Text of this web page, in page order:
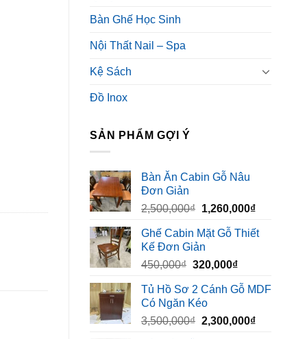
Bàn Ghế Học Sinh
Nội Thất Nail – Spa
Kệ Sách
Đồ Inox
SẢN PHẨM GỢI Ý
Bàn Ăn Cabin Gỗ Nâu
Đơn Giản
2,500,000₫ Giá
là:
2,500,000₫.
1,260,000₫Giá
tại
Ghế Cabin Mặt Gỗ Thiết
Kế Đơn Giản
450,000₫ Giá
là:
450,000₫.
320,000₫Giá
tại
320,000₫.
Tủ Hồ Sơ 2 Cánh Gỗ MDF
Có Ngăn Kéo
3,500,000₫ Giá
2,300,000₫Giá